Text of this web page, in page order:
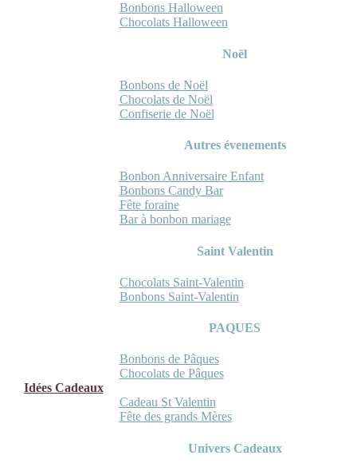
Bonbons Halloween
Chocolats Halloween
Noël
Bonbons de Noël
Chocolats de Noël
Confiserie de Noël
Autres évenements
Bonbon Anniversaire Enfant
Bonbons Candy Bar
Fête foraine
Bar à bonbon mariage
Saint Valentin
Chocolats Saint-Valentin
Bonbons Saint-Valentin
PAQUES
Bonbons de Pâques
Chocolats de Pâques
Idées Cadeaux
Cadeau St Valentin
Fête des grands Mères
Univers Cadeaux